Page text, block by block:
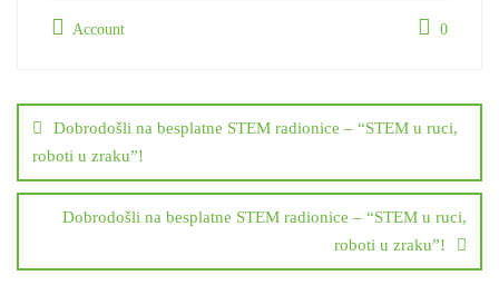
Account 0
objavaDobrodošli na besplatne STEM radionice – “STEM u ruci,
roboti u zraku”!
Dobrodošli na besplatne STEM radionice – “STEM u ruci,
roboti u zraku”!